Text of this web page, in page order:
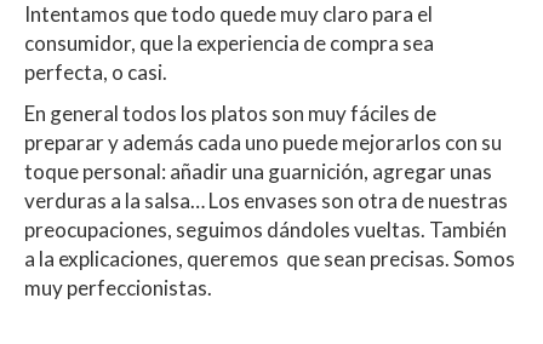
Intentamos que todo quede muy claro para el
consumidor, que la experiencia de compra sea
perfecta, o casi.
En general todos los platos son muy fáciles de
preparar y además cada uno puede mejorarlos con su
toque personal: añadir una guarnición, agregar unas
verduras a la salsa… Los envases son otra de nuestras
preocupaciones, seguimos dándoles vueltas. También
a la explicaciones, queremos que sean precisas. Somos
muy perfeccionistas.